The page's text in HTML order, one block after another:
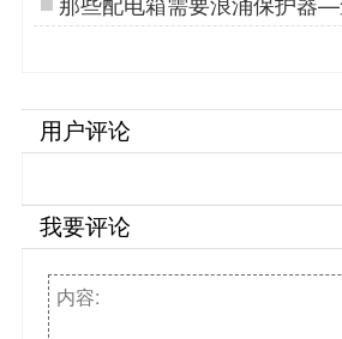
情-易造防雷…
用户评论
我要评论